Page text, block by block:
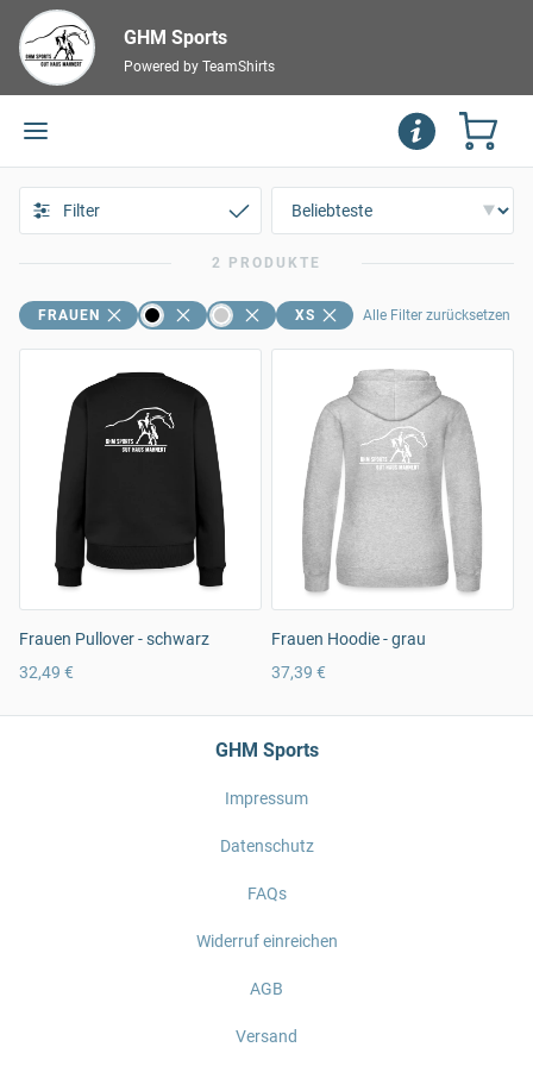
GHM Sports
Powered by TeamShirts
Filter
2 PRODUKTE
FRAUEN XS Alle Filter zurücksetzen
Frauen Pullover - schwarz
32,49 €
Frauen Hoodie - grau
37,39 €
GHM Sports
Impressum
Datenschutz
FAQs
Widerruf einreichen
AGB
Versand